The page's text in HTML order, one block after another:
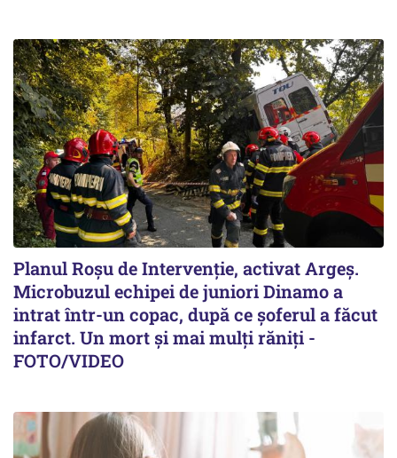
Planul Roşu de Intervenţie, activat Argeş.
Microbuzul echipei de juniori Dinamo a
intrat într-un copac, după ce șoferul a făcut
infarct. Un mort și mai mulți răniți -
FOTO/VIDEO